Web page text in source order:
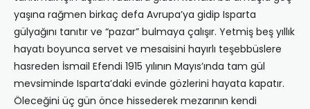
yaşına rağmen birkaç defa Avrupa’ya gidip Isparta
gülyağını tanıtır ve “pazar” bulmaya çalışır. Yetmiş beş yıllık
hayatı boyunca servet ve mesaisini hayırlı teşebbüslere
hasreden İsmail Efendi 1915 yılının Mayıs’ında tam gül
mevsiminde Isparta’daki evinde gözlerini hayata kapatır.
Öleceğini üç gün önce hissederek mezarının kendi